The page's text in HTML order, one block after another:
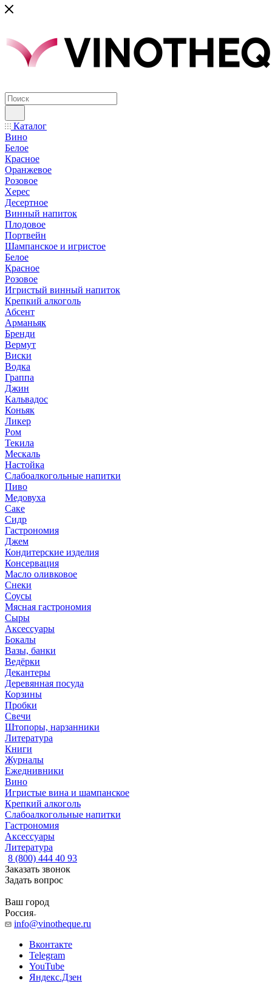
Каталог
Вино
Белое
Красное
Оранжевое
Розовое
Херес
Десертное
Винный напиток
Плодовое
Портвейн
Шампанское и игристое
Белое
Красное
Розовое
Игристый винный напиток
Крепкий алкоголь
Абсент
Арманьяк
Бренди
Вермут
Виски
Водка
Граппа
Джин
Кальвадос
Коньяк
Ликер
Ром
Текила
Мескаль
Настойка
Слабоалкогольные напитки
Пиво
Медовуха
Саке
Сидр
Гастрономия
Джем
Кондитерские изделия
Консервация
Масло оливковое
Снеки
Соусы
Мясная гастрономия
Сыры
Аксессуары
Бокалы
Вазы, банки
Ведёрки
Декантеры
Деревянная посуда
Корзины
Пробки
Свечи
Штопоры, нарзанники
Литература
Книги
Журналы
Ежеднивники
Вино
Игристые вина и шампанское
Крепкий алкоголь
Слабоалкогольные напитки
Гастрономия
Аксессуары
Литература
8 (800) 444 40 93
Заказать звонок
Задать вопрос
Ваш город
Россия
info@vinotheque.ru
Вконтакте
Telegram
YouTube
Яндекс.Дзен